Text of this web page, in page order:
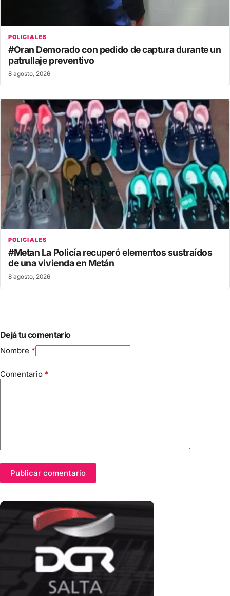
POLICIALES
#Oran Demorado con pedido de captura durante un
patrullaje preventivo
8 agosto, 2026
POLICIALES
#Metan La Policía recuperó elementos sustraídos
de una vivienda en Metán
8 agosto, 2026
Dejá tu comentario
Nombre *
Comentario *
Publicar comentario